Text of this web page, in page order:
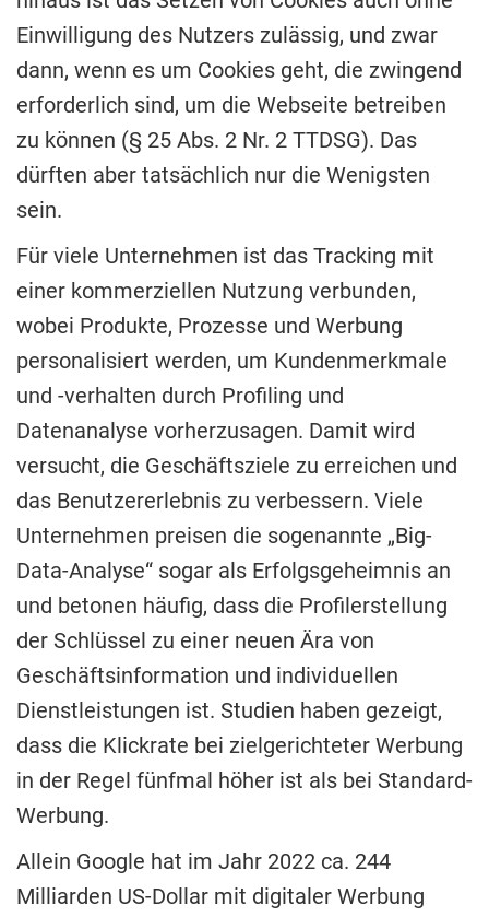
Einwilligung des Nutzers zulässig, und zwar
dann, wenn es um Cookies geht, die zwingend
erforderlich sind, um die Webseite betreiben
zu können (§ 25 Abs. 2 Nr. 2 TTDSG). Das
dürften aber tatsächlich nur die Wenigsten
sein.
Für viele Unternehmen ist das Tracking mit
einer kommerziellen Nutzung verbunden,
wobei Produkte, Prozesse und Werbung
personalisiert werden, um Kundenmerkmale
und -verhalten durch Profiling und
Datenanalyse vorherzusagen. Damit wird
versucht, die Geschäftsziele zu erreichen und
das Benutzererlebnis zu verbessern. Viele
Unternehmen preisen die sogenannte „Big-
Data-Analyse“ sogar als Erfolgsgeheimnis an
und betonen häufig, dass die Profilerstellung
der Schlüssel zu einer neuen Ära von
Geschäftsinformation und individuellen
Dienstleistungen ist. Studien haben gezeigt,
dass die Klickrate bei zielgerichteter Werbung
in der Regel fünfmal höher ist als bei Standard-
Werbung.
Allein Google hat im Jahr 2022 ca. 244
Milliarden US-Dollar mit digitaler Werbung